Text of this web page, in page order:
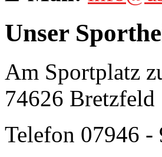
Unser
Am Sportplatz
74626 Bretzfeld
Telefon 07946 -